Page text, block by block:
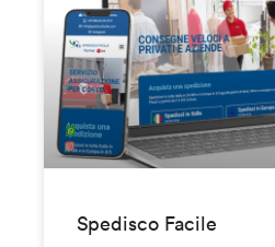
Spedisco Facile